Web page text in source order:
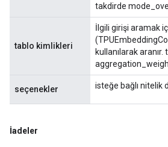
takdirde
tablo kimlikleri
İlgili girişi aramak
kullanılarak
seçenekler isteğe bağlı nitelik
İadeler